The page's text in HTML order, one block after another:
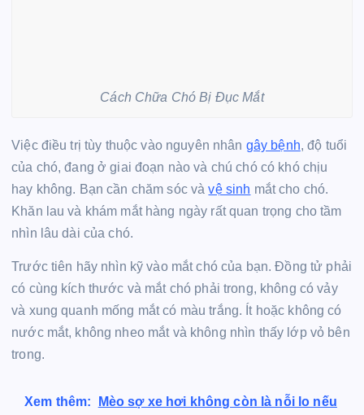
Cách Chữa Chó Bị Đục Mắt
Việc điều trị tùy thuộc vào nguyên nhân gây bệnh, độ tuổi
của chó, đang ở giai đoạn nào và chú chó có khó chịu
hay không. Bạn cần chăm sóc vàvệ sinh mắt cho chó.
Khăn lau và khám mắt hàng ngày rất quan trọng cho tầm
nhìn lâu dài của chó.
Trước tiên hãy nhìn kỹ vào mắt chó của bạn. Đồng tử phải
có cùng kích thước và mắt chó phải trong, không có vảy
và xung quanh mống mắt có màu trắng. Ít hoặc không có
nước mắt, không nheo mắt và không nhìn thấy lớp vỏ bên
trong.
Xem thêm:
Mèo sợ xe hơi không còn là nỗi lo nếu